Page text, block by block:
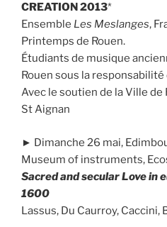
CREATION 2013*
Ensemble Les Meslanges,
Printemps de Rouen.
Étudiants de musique
Rouen sous la
Avec le soutien de la Ville de
St Aignan
► Dimanche 26 mai,
Museum of instruments,
Sacred and secular Love in
1600
Lassus, Du Caurroy,